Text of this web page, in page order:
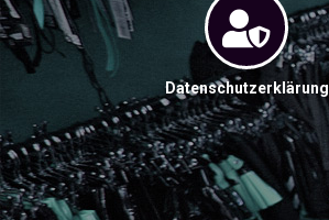
Datenschutzerklärung